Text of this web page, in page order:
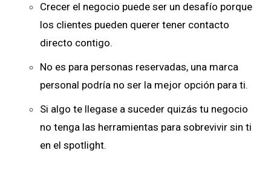
Crecer el negocio puede ser un desafío porque
los clientes pueden querer tener contacto
directo contigo.
No es para personas reservadas, una marca
personal podría no ser la mejor opción para ti.
Si algo te llegase a suceder quizás tu negocio
no tenga las herramientas para sobrevivir sin ti
en el spotlight.